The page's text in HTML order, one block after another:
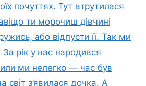
почуттях. Тут втрутилася
ти морочиш дівчині
або відпусти її. Так ми
За рік у нас народився
ми нелегко — час був
світ з’явилася дочка. А